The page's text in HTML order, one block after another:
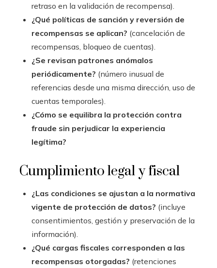
retraso en la validación de recompensa).
¿Qué políticas de sanción y reversión de
recompensas se aplican? (cancelación de
recompensas, bloqueo de cuentas).
¿Se revisan patrones anómalos
periódicamente? (número inusual de
referencias desde una misma dirección, uso de
cuentas temporales).
¿Cómo se equilibra la protección contra
fraude sin perjudicar la experiencia
legítima?
Cumplimiento legal y fiscal
¿Las condiciones se ajustan a la normativa
vigente de protección de datos? (incluye
consentimientos, gestión y preservación de la
información).
¿Qué cargas fiscales corresponden a las
recompensas otorgadas? (retenciones